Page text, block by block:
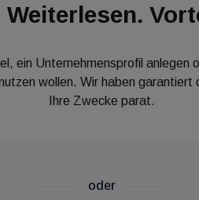
ein Unternehmensprofil anlegen
wollen. Wir haben
Ihre Zwecke parat.
oder